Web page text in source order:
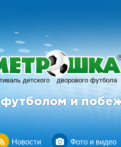
детского дворового футбола
R
футболом и
Новости Фото и видео